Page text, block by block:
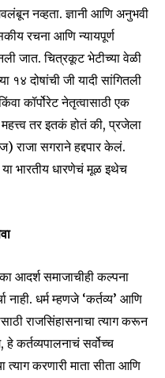
नव्हता. ज्ञानी आणि अनुभवी
रचना आणि न्यायपूर्ण
जात. चित्रकूट भेटीच्या वेळी
१४ दोषांची जी यादी सांगितली
कॉर्पोरेट नेतृत्वासाठी एक
तर इतकं होतं की, प्रजेला
राजा सगराने हद्दपार केलं.
या भारतीय धारणेचं मूळ इथेच
आदर्श समाजाचीही कल्पना
धर्म म्हणजे ‘कर्तव्य’ आणि
राजसिंहासनाचा त्याग करून
हे कर्तव्यपालनाचं सर्वोच्च
त्याग करणारी माता सीता आणि